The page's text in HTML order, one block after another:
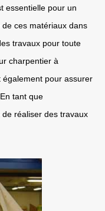
essentielle pour un
ces matériaux dans
travaux pour toute
charpentier à
également pour assurer
tant que
réaliser des travaux